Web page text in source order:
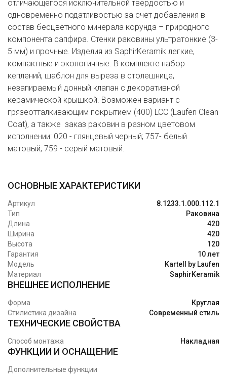
отличающегося исключительной твердостью и
одновременно податливостью за счет добавления в
состав бесцветного минерала корунда – природного
компонента сапфира. Стенки раковины ультратонкие (3-
5 мм) и прочные. Изделия из SaphirKeramik легкие,
компактные и экологичные. В комплекте набор
кеплений, шаблон для выреза в столешнице,
незапираемый донный клапан с декоративной
керамической крышкой. Возможен вариант с
грязеотталкивающим покрытием (400) LCC (Laufen Clean
Coat), а также заказ раковин в разном цветовом
исполнении: 020 - глянцевый черный; 757- белый
матовый; 759 - серый матовый.
ОСНОВНЫЕ ХАРАКТЕРИСТИКИ
Артикул
8.1233.1.000.112.1
Тип
Раковина
Длина
420
Ширина
420
Высота
120
Гарантия
10 лет
Модель
Kartell by Laufen
Материал
SaphirKeramik
ВНЕШНЕЕ ИСПОЛНЕНИЕ
Форма
Круглая
Стилистика дизайна
Современный стиль
ТЕХНИЧЕСКИЕ СВОЙСТВА
Способ монтажа Накладная
ФУНКЦИИ И ОСНАЩЕНИЕ
Дополнительные функции